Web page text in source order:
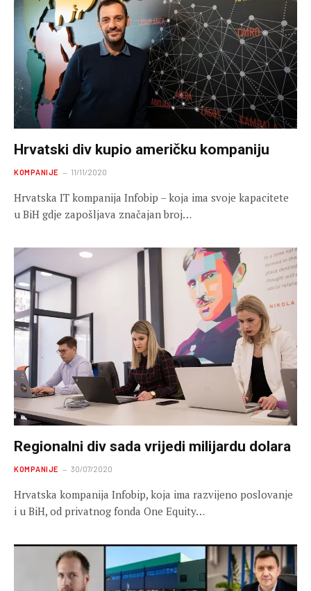
Hrvatski div kupio američku kompaniju
KOMPANIJE 11/11/2020
Hrvatska IT kompanija Infobip – koja ima svoje kapacitete
u BiH gdje zapošljava značajan broj…
Regionalni div sada vrijedi milijardu dolara
KOMPANIJE 30/07/2020
Hrvatska kompanija Infobip, koja ima razvijeno poslovanje
i u BiH, od privatnog fonda One Equity…